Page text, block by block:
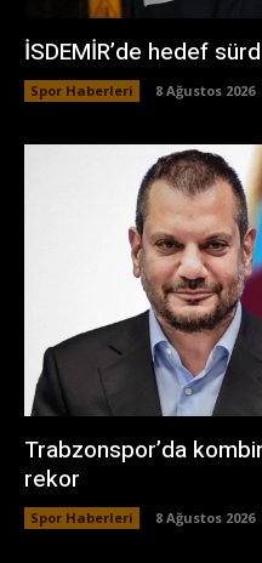
İSDEMİR’de hedef
Spor Haberleri 8 Ağustos 2026
Trabzonspor’da
rekor
Spor Haberleri 8 Ağustos 2026